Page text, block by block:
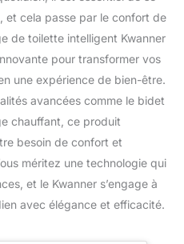
et cela passe par le confort de
de toilette intelligent Kwanner
pour transformer vos
une expérience de bien-être.
avancées comme le bidet
chauffant, ce produit
besoin de confort et
méritez une technologie qui
et le Kwanner s’engage à
avec élégance et efficacité.